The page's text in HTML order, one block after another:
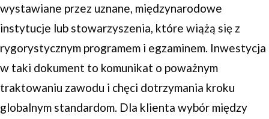
wystawiane przez uznane, międzynarodowe
instytucje lub stowarzyszenia, które wiążą się z
rygorystycznym programem i egzaminem. Inwestycja
w taki dokument to komunikat o poważnym
traktowaniu zawodu i chęci dotrzymania kroku
globalnym standardom. Dla klienta wybór między